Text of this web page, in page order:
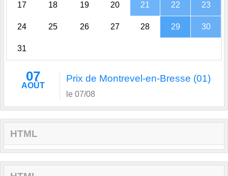
17 18 19 20 21 22 23
24 25 26 27 28 29 30
31
07
AOÛT
Prix de Montrevel-en-Bresse (01)
le 07/08
HTML